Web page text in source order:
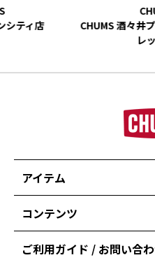
シティ店
CHUMS 酒々井
レ
アイテム
コンテンツ
ご利用ガイド / お問い合